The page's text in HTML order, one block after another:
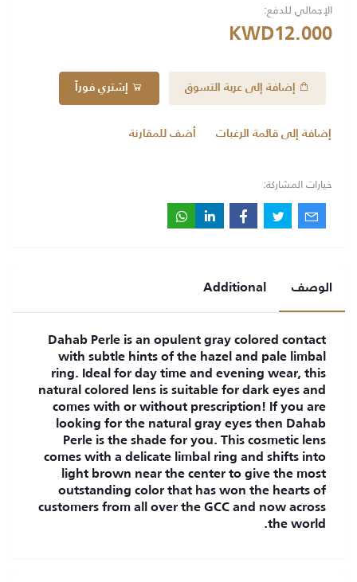
الإجمالي للدفع:
KWD12.000
إضافة إلى عربة التسوق إشتري فوراً
إضافة إلى قائمة الرغبات أضف للمقارنة
خيارات المشاركة:
الوصف Additional
Dahab Perle is an opulent gray colored contact
with subtle hints of the hazel and pale limbal
ring. Ideal for day time and evening wear, this
natural colored lens is suitable for dark eyes and
comes with or without prescription! If you are
looking for the natural gray eyes then Dahab
Perle is the shade for you. This cosmetic lens
comes with a delicate limbal ring and shifts into
light brown near the center to give the most
outstanding color that has won the hearts of
customers from all over the GCC and now across
the world.